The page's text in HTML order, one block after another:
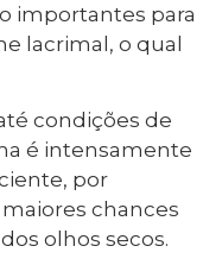
importantes para
lacrimal, o qual
condições de
é intensamente
por
chances
olhos secos.